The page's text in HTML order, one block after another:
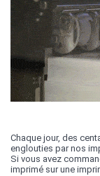
Chaque jour, des
englouties par nos
Si vous avez
imprimé sur une